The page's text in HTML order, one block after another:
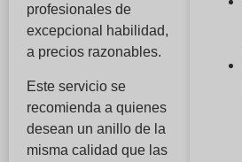
profesionales de
excepcional habilidad,
a precios razonables.
Este servicio se
recomienda a quienes
desean un anillo de la
misma calidad que las